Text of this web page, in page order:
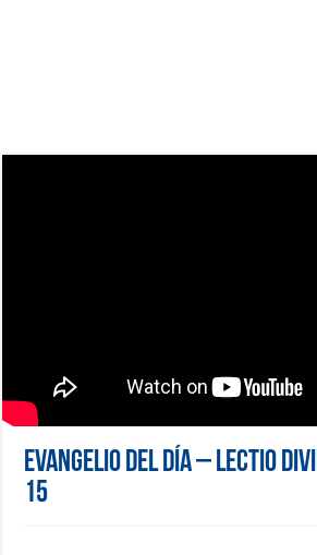
Evangelio del día – Lectio
15